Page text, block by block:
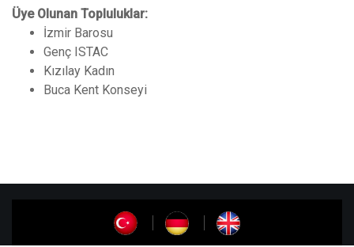
Üye Olunan Topluluklar:
İzmir Barosu
Genç ISTAC
Kızılay Kadın
Buca Kent Konseyi